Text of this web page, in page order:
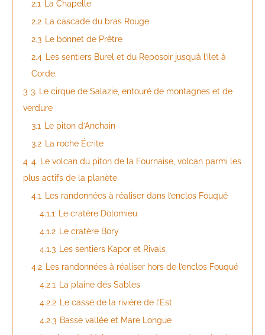
2.1 La Chapelle
2.2 La cascade du bras Rouge
2.3 Le bonnet de Prêtre
2.4 Les sentiers Burel et du Reposoir jusqu’à l’ilet à
Corde.
3 3. Le cirque de Salazie, entouré de montagnes et de
verdure
3.1 Le piton d’Anchain
3.2 La roche Écrite
4 4. Le volcan du piton de la Fournaise, volcan parmi les
plus actifs de la planète
4.1 Les randonnées à réaliser dans l’enclos Fouqué
4.1.1 Le cratère Dolomieu
4.1.2 Le cratère Bory
4.1.3 Les sentiers Kapor et Rivals
4.2 Les randonnées à réaliser hors de l’enclos Fouqué
4.2.1 La plaine des Sables
4.2.2 Le cassé de la rivière de l’Est
4.2.3 Basse vallée et Mare Longue